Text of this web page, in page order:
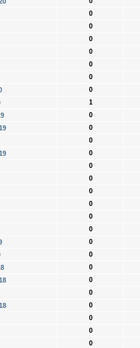
0
0
0
0
0
0
0
1
0
0
0
0
0
0
0
0
0
0
0
0
0
0
0
0
0
0
0